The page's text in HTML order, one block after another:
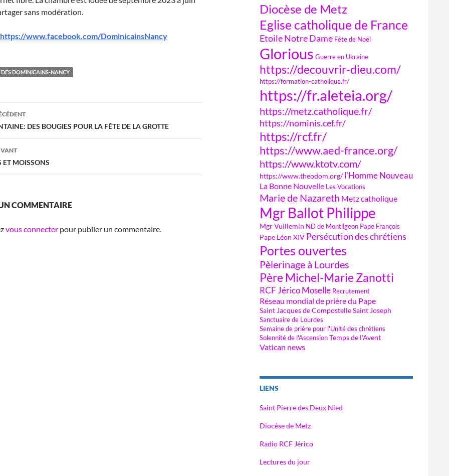
sans modération.
https://www.facebook.com/DominicainsNancy
DOMINICAINS-NANCY
DES BOUGIES POUR LA FÊTE DE LA GROTTE
ET MOISSONS
COMMENTAIRE
vous connecter pour publier un commentaire.
Diocèse de Metz
Eglise catholique de France
Etoile Notre Dame Fête de Noël
Glorious Guerre en Ukraine
https://decouvrir-dieu.com/
https://formation-catholique.fr/
https://fr.aleteia.org/
https://metz.catholique.fr/
https://nominis.cef.fr/
https://rcf.fr/
https://www.aed-france.org/
https://www.ktotv.com/
https://www.theodom.org/ l'Homme Nouveau
La Bonne Nouvelle Les Vocations
Marie de Nazareth Metz catholique
Mgr Ballot Philippe
Mgr Vuillemin ND de Montligeon Pape François
Pape Léon XIV Persécution des chrétiens
Portes ouvertes
Pèlerinage à Lourdes
Père Michel-Marie Zanotti
RCF Jérico Moselle Recrutement
Réseau mondial de prière du Pape
Saint Jacques de CompostelleSaint Joseph
Sanctuaire de Lourdes
Semaine de prière pour l'Unité des chrétiens
Solennité de l'AscensionTemps de l'Avent
Vatican news
LIENS
Saint Pierre des Deux Nied
Diocèse de Metz
Radio RCF Jérico
Lectures du jour